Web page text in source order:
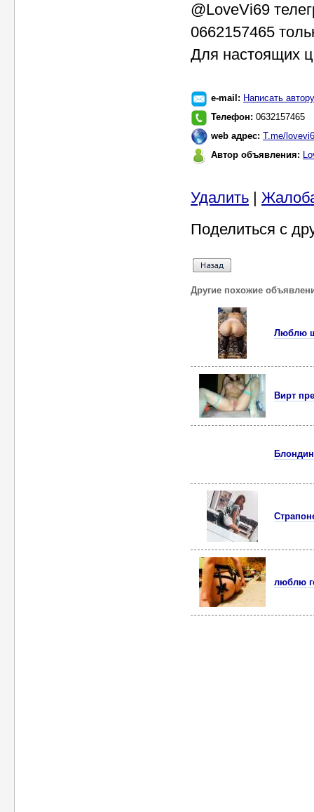
@LoveVi69
0662157465
Для настоящих
e-mail: Написать автору
Телефон: 0632157465
web адрес: T.me/
Автор объявления:
Удалить |
Поделиться с
Другие похожие
Люблю
Вирт
люблю